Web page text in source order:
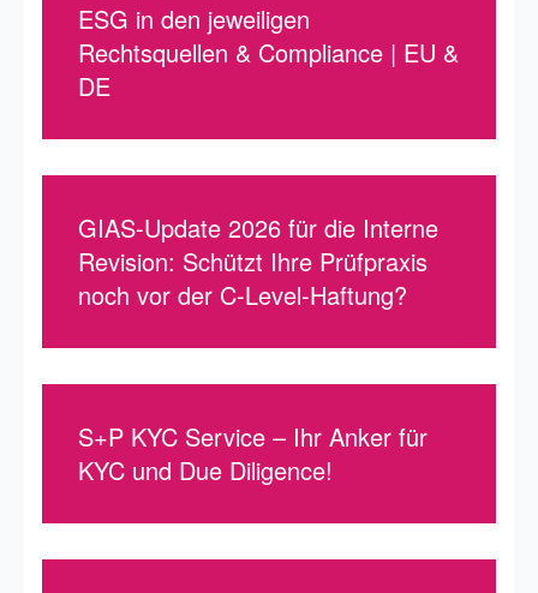
ESG in den jeweiligen
Rechtsquellen & Compliance | EU &
DE
GIAS-Update 2026 für die Interne
Revision: Schützt Ihre Prüfpraxis
noch vor der C-Level-Haftung?
S+P KYC Service – Ihr Anker für
KYC und Due Diligence!